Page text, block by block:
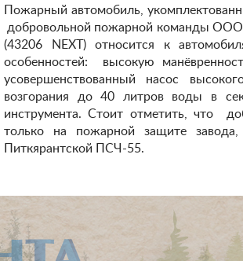
Пожарный автомобиль,
добровольной пожарной команды
(43206 NEXT) относится к
особенностей: высокую
усовершенствованный насос
возгорания до 40 литров воды в
инструмента. Стоит отметить, что
только на пожарной защите
Питкярантской ПСЧ-55.